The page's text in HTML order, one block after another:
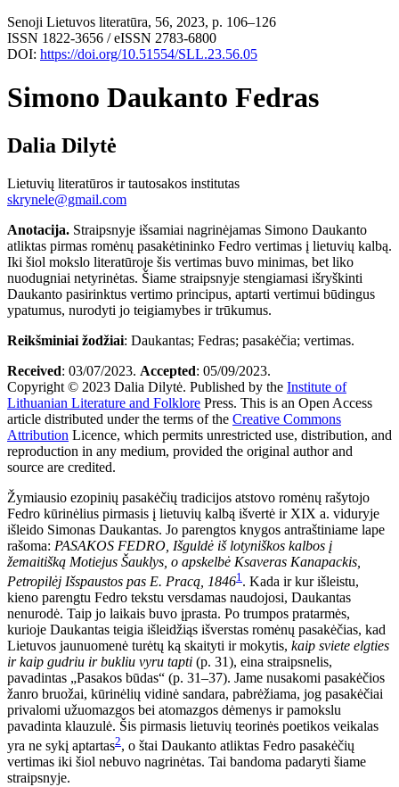
Senoji Lietuvos literatūra, 56, 2023, p. 106–126
ISSN 1822-3656 / eISSN 2783-6800
DOI: https://doi.org/10.51554/SLL.23.56.05
Simono Daukanto Fedras
Dalia Dilytė
Lietuvių literatūros ir tautosakos institutas
skrynele@gmail.com
Anotacija. Straipsnyje išsamiai nagrinėjamas Simono Daukanto
atliktas pirmas romėnų pasakėtininko Fedro vertimas į lietuvių kalbą.
Iki šiol mokslo literatūroje šis vertimas buvo minimas, bet liko
nuodugniai netyrinėtas. Šiame straipsnyje stengiamasi išryškinti
Daukanto pasirinktus vertimo principus, aptarti vertimui būdingus
ypatumus, nurodyti jo teigiamybes ir trūkumus.
Reikšminiai žodžiai: Daukantas; Fedras; pasakėčia; vertimas.
Received: 03/07/2023. Accepted: 05/09/2023.
Copyright © 2023 Dalia Dilytė. Published by the Institute of
Lithuanian Literature and Folklore Press. This is an Open Access
article distributed under the terms of the Creative Commons
Attribution Licence, which permits unrestricted use, distribution, and
reproduction in any medium, provided the original author and
source are credited.
Žymiausio ezopinių pasakėčių tradicijos atstovo romėnų rašytojo
Fedro kūrinėlius pirmasis į lietuvių kalbą išvertė ir XIX a. viduryje
išleido Simonas Daukantas. Jo parengtos knygos antraštiniame lape
rašoma: PASAKOS FEDRO, Išguldė iš lotyniškos kalbos į
žemaitišką Motiejus Šauklys, o apskelbė Ksaveras Kanapackis,
Petropilėj Išspaustos pas E. Pracą, 18461 . Kada ir kur išleistu,
kieno parengtu Fedro tekstu versdamas naudojosi, Daukantas
nenurodė. Taip jo laikais buvo įprasta. Po trumpos pratarmės,
kurioje Daukantas teigia išleidžiąs išverstas romėnų pasakėčias, kad
Lietuvos jaunuomenė turėtų ką skaityti ir mokytis, kaip sviete elgties
ir kaip gudriu ir bukliu vyru tapti (p. 31), eina straipsnelis,
pavadintas „Pasakos būdas“ (p. 31–37). Jame nusakomi pasakėčios
žanro bruožai, kūrinėlių vidinė sandara, pabrėžiama, jog pasakėčiai
privalomi užuomazgos bei atomazgos dėmenys ir pamokslu
pavadinta klauzulė. Šis pirmasis lietuvių teorinės poetikos veikalas
yra ne sykį aptartas2, o štai Daukanto atliktas Fedro pasakėčių
vertimas iki šiol nebuvo nagrinėtas. Tai bandoma padaryti šiame
straipsnyje.